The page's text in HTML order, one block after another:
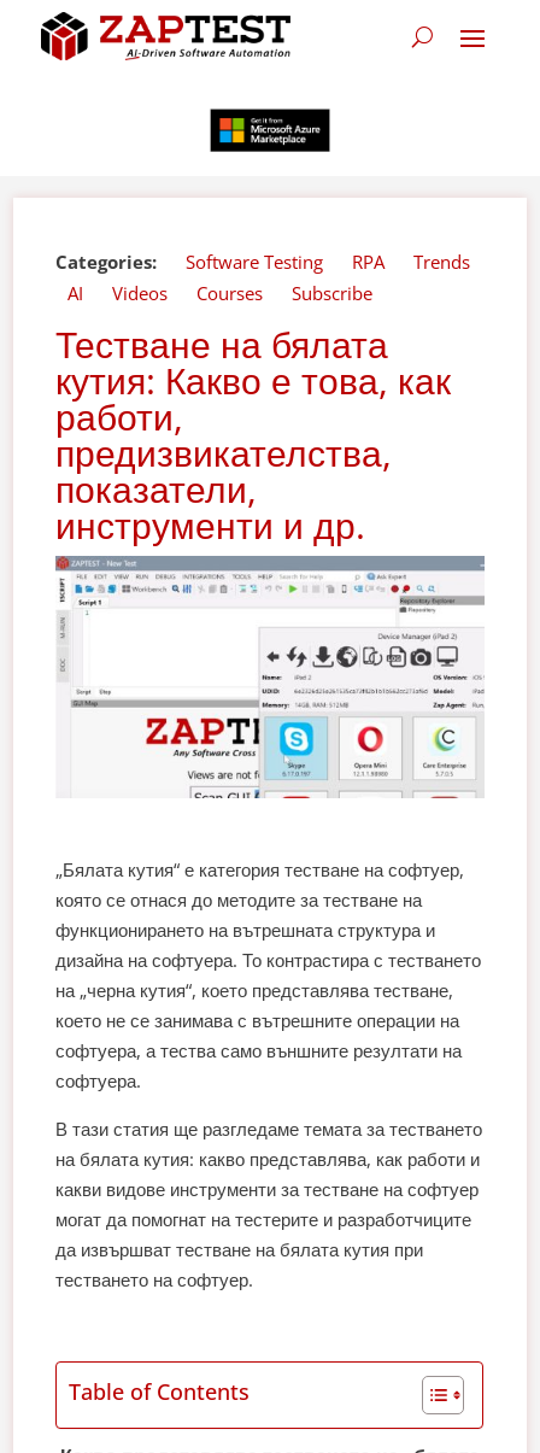
Categories: Software Testing RPA
Trends
AI
Videos Courses Subscribe
Тестване на бялата
кутия: Какво е това, как
работи,
предизвикателства,
показатели,
инструменти и др.
„Бялата кутия“ е категория тестване на софтуер,
която се отнася до методите за тестване на
функционирането на вътрешната структура и
дизайна на софтуера. То контрастира с тестването
на „черна кутия“, което представлява тестване,
което не се занимава с вътрешните операции на
софтуера, а тества само външните резултати на
софтуера.
В тази статия ще разгледаме темата за тестването
на бялата кутия: какво представлява, как работи и
какви видове инструменти за тестване на софтуер
могат да помогнат на тестерите и разработчиците
да извършват тестване на бялата кутия при
тестването на софтуер.
Table of Contents